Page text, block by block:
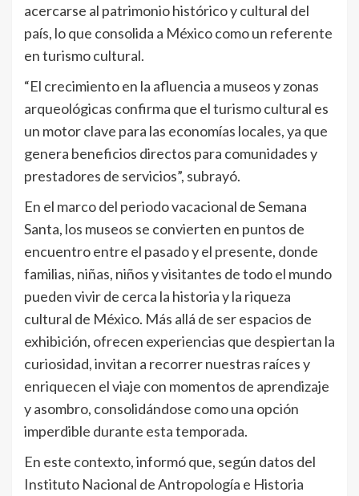
acercarse al patrimonio histórico y cultural del
país, lo que consolida a México como un referente
en turismo cultural.
“El crecimiento en la afluencia a museos y zonas
arqueológicas confirma que el turismo cultural es
un motor clave para las economías locales, ya que
genera beneficios directos para comunidades y
prestadores de servicios”, subrayó.
En el marco del periodo vacacional de Semana
Santa, los museos se convierten en puntos de
encuentro entre el pasado y el presente, donde
familias, niñas, niños y visitantes de todo el mundo
pueden vivir de cerca la historia y la riqueza
cultural de México. Más allá de ser espacios de
exhibición, ofrecen experiencias que despiertan la
curiosidad, invitan a recorrer nuestras raíces y
enriquecen el viaje con momentos de aprendizaje
y asombro, consolidándose como una opción
imperdible durante esta temporada.
En este contexto, informó que, según datos del
Instituto Nacional de Antropología e Historia